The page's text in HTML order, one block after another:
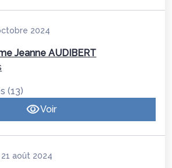
2024
Jeanne AUDIBERT
(13)
Voir
août 2024